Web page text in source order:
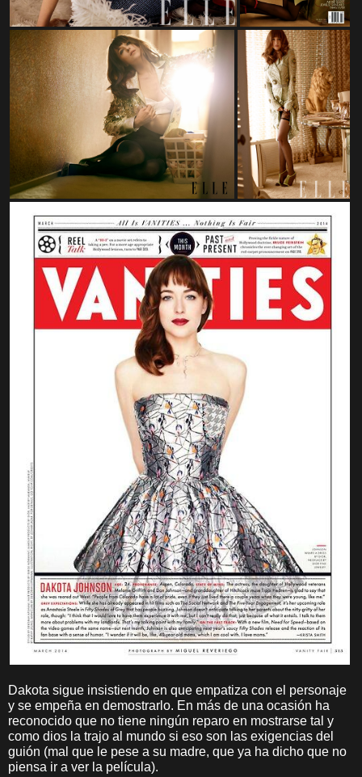
Dakota sigue insistiendo en que empatiza con el personaje
y se empeña en demostrarlo. En más de una ocasión ha
reconocido que no tiene ningún reparo en mostrarse tal y
como dios la trajo al mundo si eso son las exigencias del
guión (mal que le pese a su madre, que ya ha dicho que no
piensa ir a ver la película).